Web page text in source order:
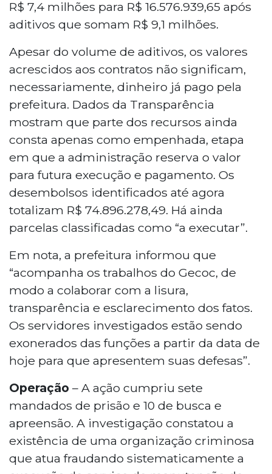
R$ 7,4 milhões para R$ 16.576.939,65 após
aditivos que somam R$ 9,1 milhões.
Apesar do volume de aditivos, os valores
acrescidos aos contratos não significam,
necessariamente, dinheiro já pago pela
prefeitura. Dados da Transparência
mostram que parte dos recursos ainda
consta apenas como empenhada, etapa
em que a administração reserva o valor
para futura execução e pagamento. Os
desembolsos identificados até agora
totalizam R$ 74.896.278,49. Há ainda
parcelas classificadas como “a executar”.
Em nota, a prefeitura informou que
“acompanha os trabalhos do Gecoc, de
modo a colaborar com a lisura,
transparência e esclarecimento dos fatos.
Os servidores investigados estão sendo
exonerados das funções a partir da data de
hoje para que apresentem suas defesas”.
Operação – A ação cumpriu sete
mandados de prisão e 10 de busca e
apreensão. A investigação constatou a
existência de uma organização criminosa
que atua fraudando sistematicamente a